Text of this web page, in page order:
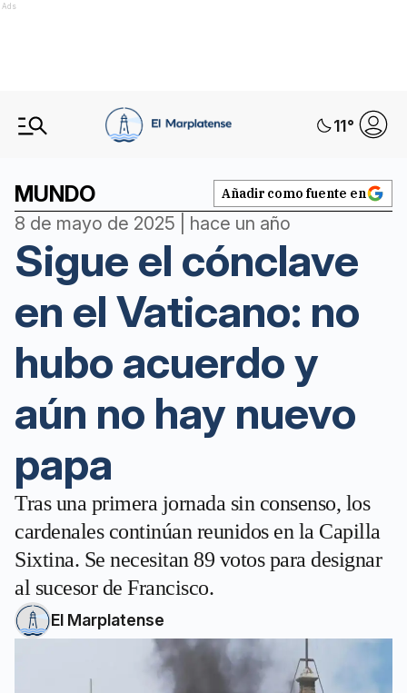
Ads
11°
MUNDO Añadir como fuente en
8 de mayo de 2025 | hace un año
Sigue el cónclave
en el Vaticano: no
hubo acuerdo y
aún no hay nuevo
papa
Tras una primera jornada sin consenso, los
cardenales continúan reunidos en la Capilla
Sixtina. Se necesitan 89 votos para designar
al sucesor de Francisco.
El Marplatense